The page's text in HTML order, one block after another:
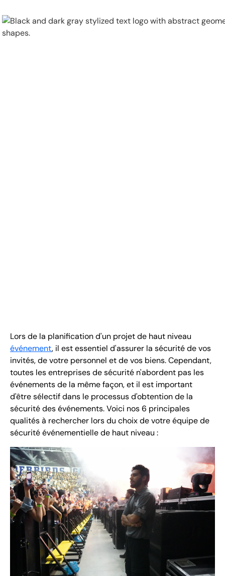
Lors de la planification d'un projet de haut niveau
événement, il est essentiel d'assurer la sécurité de vos
invités, de votre personnel et de vos biens. Cependant,
toutes les entreprises de sécurité n'abordent pas les
événements de la même façon, et il est important
d'être sélectif dans le processus d'obtention de la
sécurité des événements. Voici nos 6 principales
qualités à rechercher lors du choix de votre équipe de
sécurité événementielle de haut niveau :